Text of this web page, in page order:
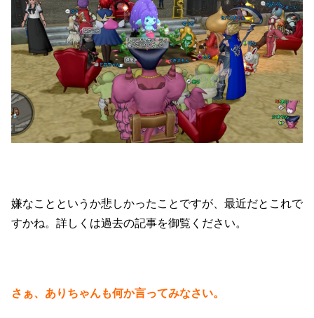
嫌なことというか悲しかったことですが、最近だとこれで
すかね。詳しくは過去の記事を御覧ください。
さぁ、ありちゃんも何か言ってみなさい。